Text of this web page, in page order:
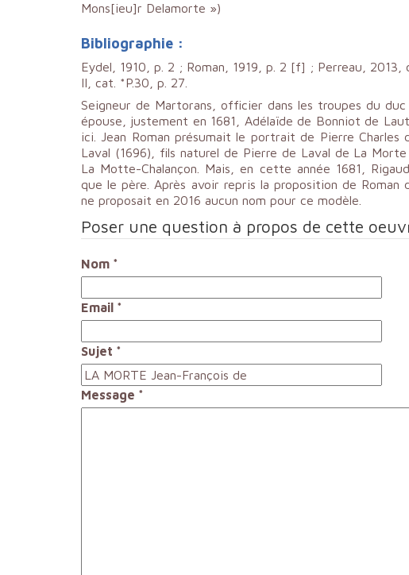
Mons[ieu]r Delamorte »)
Bibliographie :
Eydel, 1910, p. 2 ; Roman, 1919, p. 2 [f] ; Perreau, 2013,
II, cat. *P.30, p. 27.
Seigneur de Martorans, officier dans les troupes du
épouse, justement en 1681, Adélaïde de Bonniot de
ici. Jean Roman présumait le portrait de Pierre
Laval (1696), fils naturel de Pierre de Laval de La
La Motte-Chalançon. Mais, en cette année 1681,
que le père. Après avoir repris la proposition de Roman
ne proposait en 2016 aucun nom pour ce modèle.
Poser une question à propos de cette
Nom *
Email *
Sujet *
Message *